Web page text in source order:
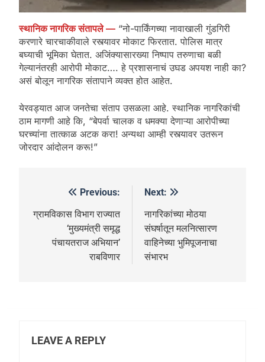
स्थानिक नागरिक संतापले — “नो-पार्किंगच्या नावाखाली गुंडगिरी
करणारे चारचाकीवाले रस्त्यावर मोकाट फिरतात. पोलिस मात्र
बघ्याची भूमिका घेतात. अजिंक्यासारख्या निष्पाप तरुणाचा बळी
गेल्यानंतरही आरोपी मोकाट…. हे प्रशासनाचं उघड अपयश नाही का?
असं बोलून नागरिक संतापाने व्यक्त होत आहेत.
येरवड्यात आज जनतेचा संताप उसळला आहे. स्थानिक नागरिकांची
ठाम मागणी आहे कि, “बेपर्वा चालक व धमक्या देणाऱ्या आरोपीच्या
घरच्यांना तात्काळ अटक करा! अन्यथा आम्ही रस्त्यावर उतरून
जोरदार आंदोलन करू!”
Previous:
ग्रामविकास विभाग राज्यात
‘मुख्यमंत्री समृद्ध
पंचायतराज अभियान’
राबविणार
Next:
नागरिकांच्या मोठया
संघर्षातून मलनित्सारण
वाहिनेच्या भुमिपूजनाचा
संभारभ
LEAVE A REPLY